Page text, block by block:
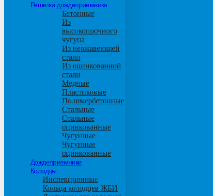
Решетки дождеприемника
Бетонные
Из
высокопрочного
чугуна
Из нержавеющей
стали
Из оцинкованной
стали
Медные
Пластиковые
Полимербетонные
Стальные
Стальные
оцинкованные
Чугунные
Чугунные
оцинкованные
Дождеприемники
Колодцы
Инспекционные
Кольца колодцев ЖБИ